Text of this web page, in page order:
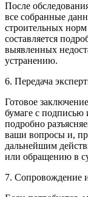
После
все собранные
строительных норм
составляется
выявленных
устранению.
6. Передача
Готовое
бумаге с
подробно
ваши вопросы и,
дальнейшим
или обращению в
7. Сопровождение